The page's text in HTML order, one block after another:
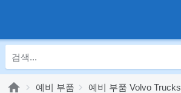
예비 부품 예비 부품 Volvo Trucks